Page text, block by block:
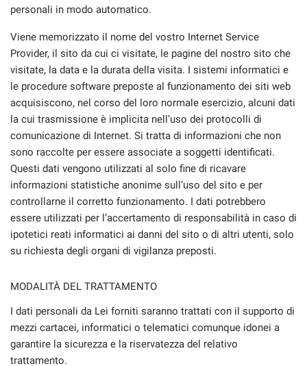
personali in modo automatico.
Viene memorizzato il nome del vostro Internet Service
Provider, il sito da cui ci visitate, le pagine del nostro sito che
visitate, la data e la durata della visita. I sistemi informatici e
le procedure software preposte al funzionamento dei siti web
acquisiscono, nel corso del loro normale esercizio, alcuni dati
la cui trasmissione è implicita nell’uso dei protocolli di
comunicazione di Internet. Si tratta di informazioni che non
sono raccolte per essere associate a soggetti identificati.
Questi dati vengono utilizzati al solo fine di ricavare
informazioni statistiche anonime sull’uso del sito e per
controllarne il corretto funzionamento. I dati potrebbero
essere utilizzati per l’accertamento di responsabilità in caso di
ipotetici reati informatici ai danni del sito o di altri utenti, solo
su richiesta degli organi di vigilanza preposti.
MODALITÀ DEL TRATTAMENTO
I dati personali da Lei forniti saranno trattati con il supporto di
mezzi cartacei, informatici o telematici comunque idonei a
garantire la sicurezza e la riservatezza del relativo
trattamento.